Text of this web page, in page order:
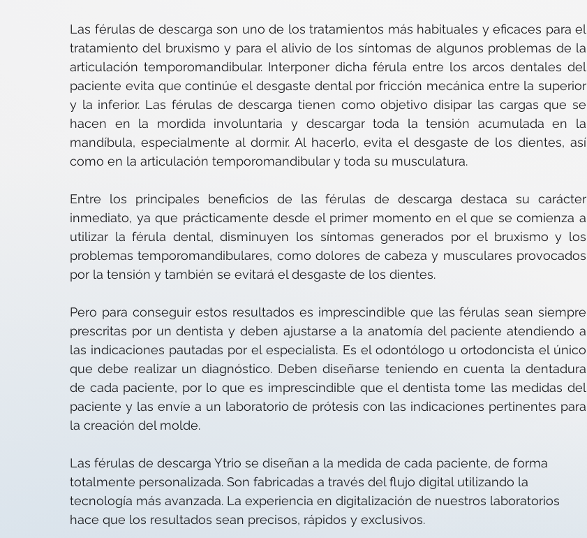
Las férulas de descarga son uno de los tratamientos más habituales y eficaces para el
tratamiento del bruxismo y para el alivio de los síntomas de algunos problemas de la
articulación temporomandibular. Interponer dicha férula entre los arcos dentales del
paciente evita que continúe el desgaste dental por fricción mecánica entre la superior
y la inferior. Las férulas de descarga tienen como objetivo disipar las cargas que se
hacen en la mordida involuntaria y descargar toda la tensión acumulada en la
mandíbula, especialmente al dormir. Al hacerlo, evita el desgaste de los dientes, así
como en la articulación temporomandibular y toda su musculatura.
Entre los principales beneficios de las férulas de descarga destaca su carácter
inmediato, ya que prácticamente desde el primer momento en el que se comienza a
utilizar la férula dental, disminuyen los síntomas generados por el bruxismo y los
problemas temporomandibulares, como dolores de cabeza y musculares provocados
por la tensión y también se evitará el desgaste de los dientes.
Pero para conseguir estos resultados es imprescindible que las férulas sean siempre
prescritas por un dentista y deben ajustarse a la anatomía del paciente atendiendo a
las indicaciones pautadas por el especialista. Es el odontólogo u ortodoncista el único
que debe realizar un diagnóstico. Deben diseñarse teniendo en cuenta la dentadura
de cada paciente, por lo que es imprescindible que el dentista tome las medidas del
paciente y las envíe a un laboratorio de prótesis con las indicaciones pertinentes para
la creación del molde.
Las férulas de descarga Ytrio se diseñan a la medida de cada paciente, de forma
totalmente personalizada. Son fabricadas a través del flujo digital utilizando la
tecnología más avanzada. La experiencia en digitalización de nuestros laboratorios
hace que los resultados sean precisos, rápidos y exclusivos.